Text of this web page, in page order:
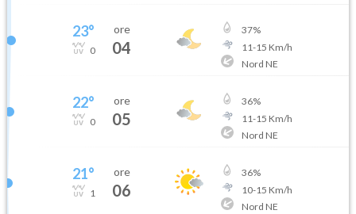
23°
0
ore
04
37%
11-15 Km/h
Nord NE
22°
0
ore
05
36%
11-15 Km/h
Nord NE
21°
1
ore
06
36%
10-15 Km/h
Nord NE